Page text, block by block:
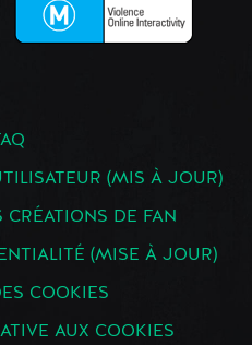
(MIS À JOUR)
CRÉATIONS DE FAN
(MISE À JOUR)
COOKIES
AUX COOKIES